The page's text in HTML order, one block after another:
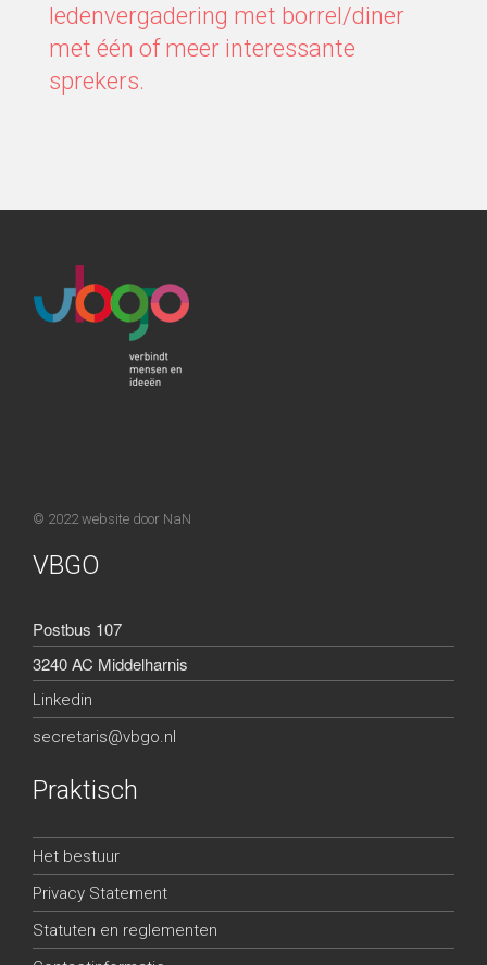
ledenvergadering met borrel/diner
met één of meer interessante
sprekers.
© 2022 website door NaN
VBGO
Postbus 107
3240 AC Middelharnis
Linkedin
secretaris@vbgo.nl
Praktisch
Het bestuur
Privacy Statement
Statuten en reglementen